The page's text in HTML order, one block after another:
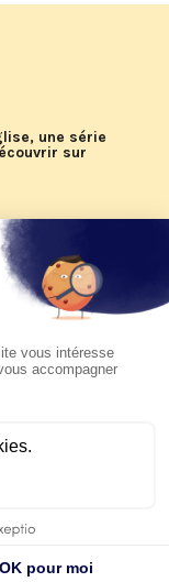
une série
sur
de KTO
pape Léon
sur KTO le
et
2026
légales